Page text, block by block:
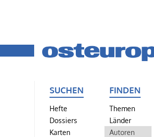
SUCHEN
Hefte
Dossiers
Karten
FINDEN
Themen
Länder
Autoren